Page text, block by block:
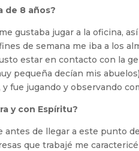
de 8 años?
gustaba jugar a la oficina,
de semana me iba a los
estar en contacto con la
pequeña decían mis
fue jugando y observando
y con Espíritu?
antes de llegar a este punto
que trabajé me